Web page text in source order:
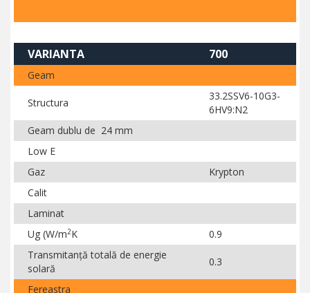
VARIANTA 700
Geam
Structura
33.2SSV6-10G3-
6HV9:N2
Geam dublu de 24 mm
Low E
Gaz
Krypton
Calit
Laminat
Ug (W/m2K
0.9
Transmitanţă totală de energie
solară
0.3
Fereastra